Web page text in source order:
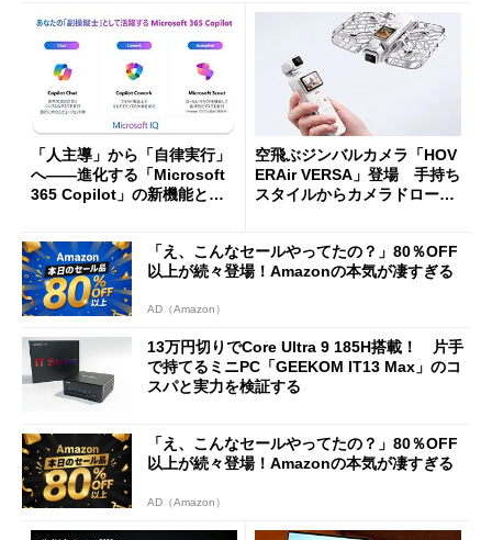
「人主導」から「自律実行」
へ――進化する「Microsoft
365 Copilot」の新機能とエ
空飛ぶジンバルカメラ「HOV
ERAir VERSA」登場 手持ち
スタイルからカメラドローン
「え、こんなセールやってたの？」80％OFF
以上が続々登場！Amazonの本気が凄すぎる
AD（Amazon）
13万円切りでCore Ultra 9 185H搭載！ 片手
で持てるミニPC「GEEKOM IT13 Max」のコ
スパと実力を検証する
「え、こんなセールやってたの？」80％OFF
以上が続々登場！Amazonの本気が凄すぎる
AD（Amazon）